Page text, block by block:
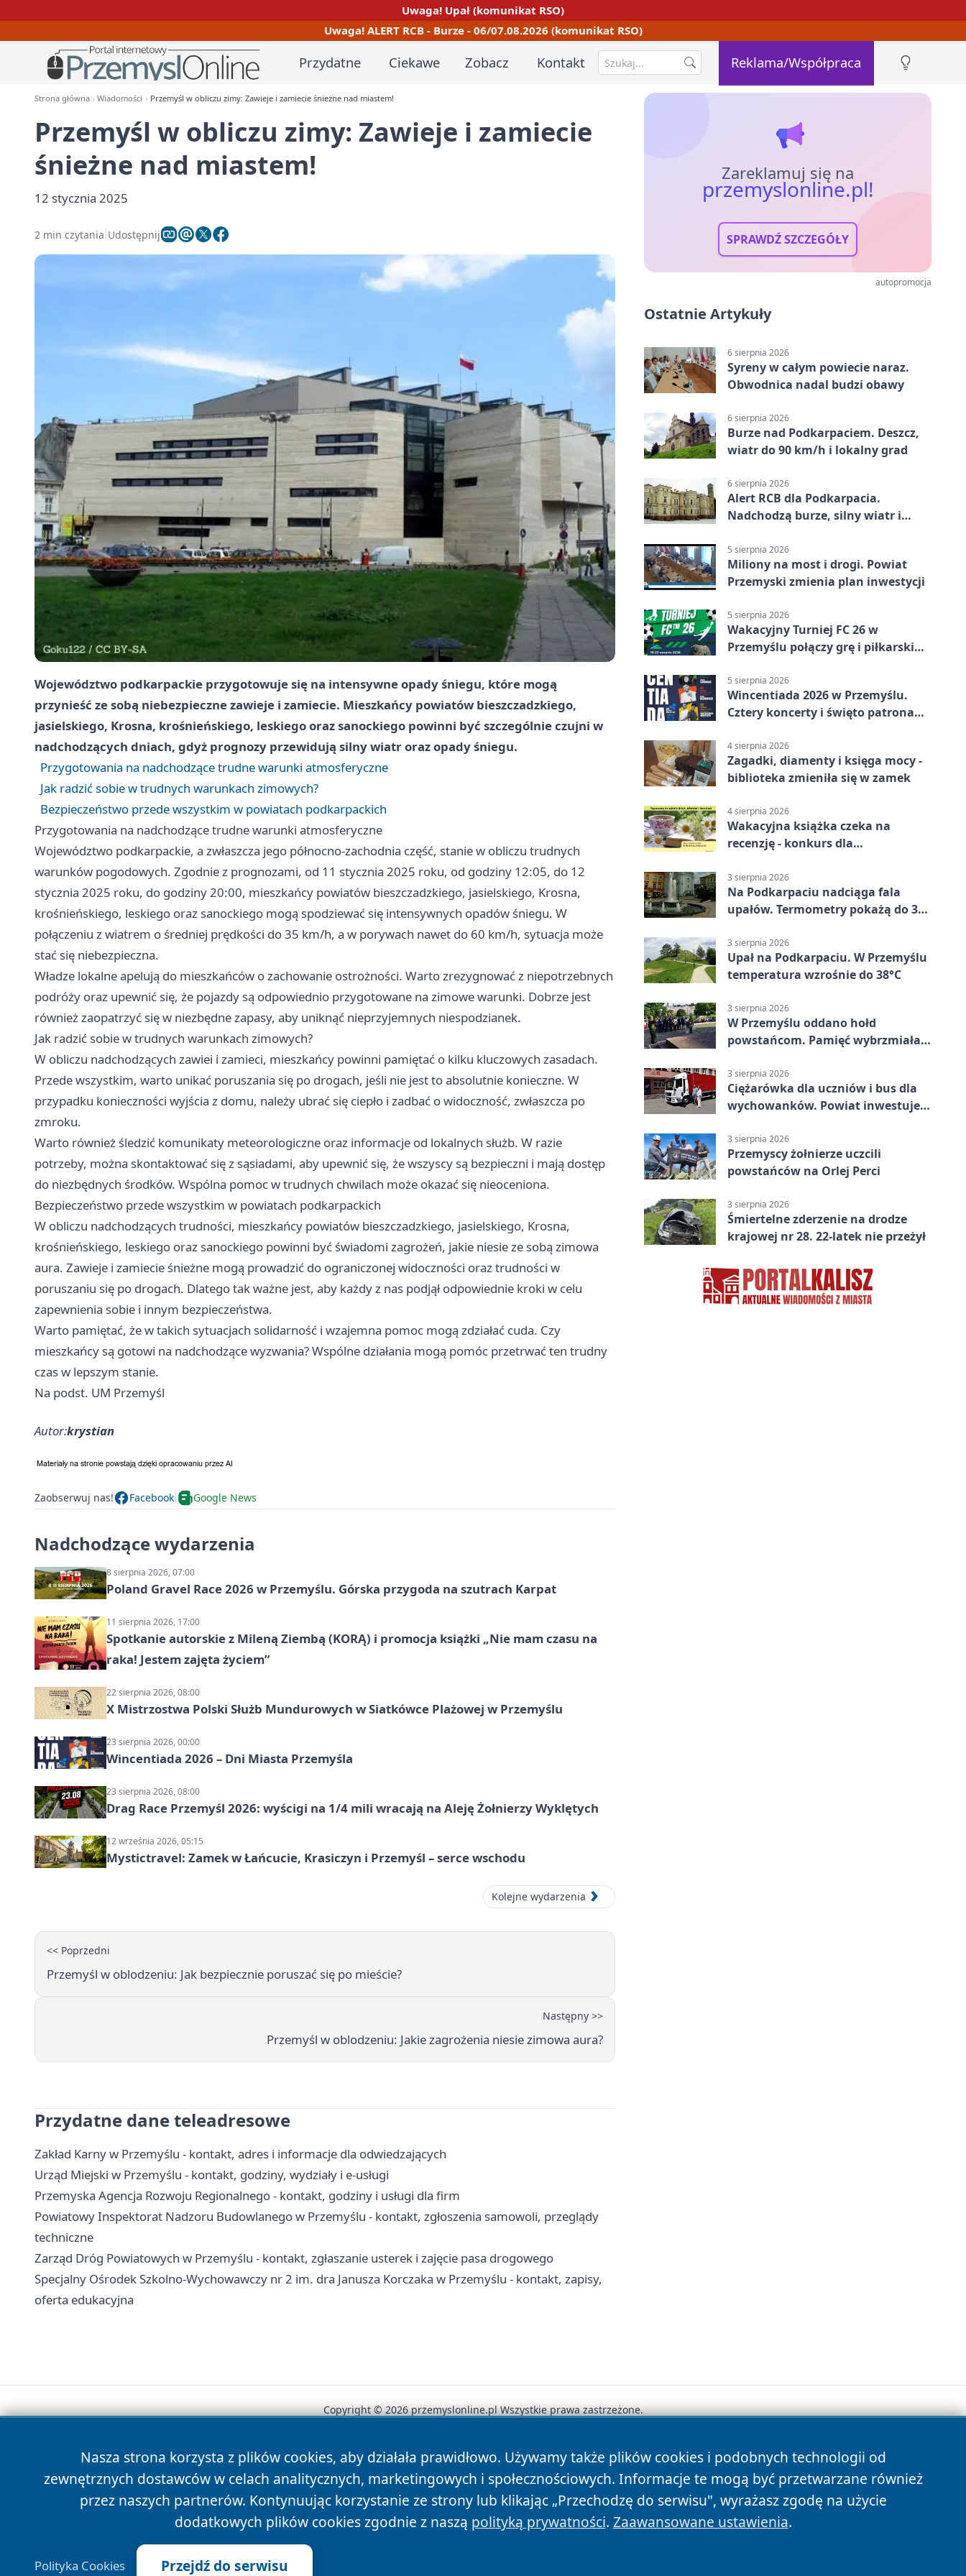
Uwaga! Upał (komunikat RSO)
Uwaga! ALERT RCB - Burze - 06/07.08.2026 (komunikat RSO)
Przydatne Ciekawe Zobacz Kontakt Reklama/Współpraca
Strona główna Wiadomości Przemyśl w obliczu zimy: Zawieje i zamiecie śnieżne nad miastem!
Przemyśl w obliczu zimy: Zawieje i zamiecie
śnieżne nad miastem!
12 stycznia 2025
2 min czytania Udostępnij
Województwo podkarpackie przygotowuje się na intensywne opady śniegu, które mogą
przynieść ze sobą niebezpieczne zawieje i zamiecie. Mieszkańcy powiatów bieszczadzkiego,
jasielskiego, Krosna, krośnieńskiego, leskiego oraz sanockiego powinni być szczególnie czujni w
nadchodzących dniach, gdyż prognozy przewidują silny wiatr oraz opady śniegu.
Przygotowania na nadchodzące trudne warunki atmosferyczne
Jak radzić sobie w trudnych warunkach zimowych?
Bezpieczeństwo przede wszystkim w powiatach podkarpackich
Przygotowania na nadchodzące trudne warunki atmosferyczne
Województwo podkarpackie, a zwłaszcza jego północno-zachodnia część, stanie w obliczu trudnych
warunków pogodowych. Zgodnie z prognozami, od 11 stycznia 2025 roku, od godziny 12:05, do 12
stycznia 2025 roku, do godziny 20:00, mieszkańcy powiatów bieszczadzkiego, jasielskiego, Krosna,
krośnieńskiego, leskiego oraz sanockiego mogą spodziewać się intensywnych opadów śniegu. W
połączeniu z wiatrem o średniej prędkości do 35 km/h, a w porywach nawet do 60 km/h, sytuacja może
stać się niebezpieczna.
Władze lokalne apelują do mieszkańców o zachowanie ostrożności. Warto zrezygnować z niepotrzebnych
podróży oraz upewnić się, że pojazdy są odpowiednio przygotowane na zimowe warunki. Dobrze jest
również zaopatrzyć się w niezbędne zapasy, aby uniknąć nieprzyjemnych niespodzianek.
Jak radzić sobie w trudnych warunkach zimowych?
W obliczu nadchodzących zawiei i zamieci, mieszkańcy powinni pamiętać o kilku kluczowych zasadach.
Przede wszystkim, warto unikać poruszania się po drogach, jeśli nie jest to absolutnie konieczne. W
przypadku konieczności wyjścia z domu, należy ubrać się ciepło i zadbać o widoczność, zwłaszcza po
zmroku.
Warto również śledzić komunikaty meteorologiczne oraz informacje od lokalnych służb. W razie
potrzeby, można skontaktować się z sąsiadami, aby upewnić się, że wszyscy są bezpieczni i mają dostęp
do niezbędnych środków. Wspólna pomoc w trudnych chwilach może okazać się nieoceniona.
Bezpieczeństwo przede wszystkim w powiatach podkarpackich
W obliczu nadchodzących trudności, mieszkańcy powiatów bieszczadzkiego, jasielskiego, Krosna,
krośnieńskiego, leskiego oraz sanockiego powinni być świadomi zagrożeń, jakie niesie ze sobą zimowa
aura. Zawieje i zamiecie śnieżne mogą prowadzić do ograniczonej widoczności oraz trudności w
poruszaniu się po drogach. Dlatego tak ważne jest, aby każdy z nas podjął odpowiednie kroki w celu
zapewnienia sobie i innym bezpieczeństwa.
Warto pamiętać, że w takich sytuacjach solidarność i wzajemna pomoc mogą zdziałać cuda. Czy
mieszkańcy są gotowi na nadchodzące wyzwania? Wspólne działania mogą pomóc przetrwać ten trudny
czas w lepszym stanie.
Na podst. UM Przemyśl
Autor:krystian
Zaobserwuj nas! Facebook Google News
Nadchodzące wydarzenia
8 sierpnia 2026, 07:00
Poland Gravel Race 2026 w Przemyślu. Górska przygoda na szutrach Karpat
11 sierpnia 2026, 17:00
Spotkanie autorskie z Mileną Ziembą (KORĄ) i promocja książki „Nie mam czasu na
raka! Jestem zajęta życiem”
22 sierpnia 2026, 08:00
X Mistrzostwa Polski Służb Mundurowych w Siatkówce Plażowej w Przemyślu
23 sierpnia 2026, 00:00
Wincentiada 2026 – Dni Miasta Przemyśla
23 sierpnia 2026, 08:00
Drag Race Przemyśl 2026: wyścigi na 1/4 mili wracają na Aleję Żołnierzy Wyklętych
12 września 2026, 05:15
Mystictravel: Zamek w Łańcucie, Krasiczyn i Przemyśl – serce wschodu
Kolejne wydarzenia
<< Poprzedni
Przemyśl w oblodzeniu: Jak bezpiecznie poruszać się po mieście?
Następny >>
Przemyśl w oblodzeniu: Jakie zagrożenia niesie zimowa aura?
Przydatne dane teleadresowe
Zakład Karny w Przemyślu - kontakt, adres i informacje dla odwiedzających
Urząd Miejski w Przemyślu - kontakt, godziny, wydziały i e-usługi
Przemyska Agencja Rozwoju Regionalnego - kontakt, godziny i usługi dla firm
Powiatowy Inspektorat Nadzoru Budowlanego w Przemyślu - kontakt, zgłoszenia samowoli, przeglądy
techniczne
Zarząd Dróg Powiatowych w Przemyślu - kontakt, zgłaszanie usterek i zajęcie pasa drogowego
Specjalny Ośrodek Szkolno-Wychowawczy nr 2 im. dra Janusza Korczaka w Przemyślu - kontakt, zapisy,
oferta edukacyjna
Zareklamuj się na
przemyslonline.pl!
SPRAWDŹ SZCZEGÓŁY
autopromocja
Ostatnie Artykuły
6 sierpnia 2026
Syreny w całym powiecie naraz.
Obwodnica nadal budzi obawy
6 sierpnia 2026
Burze nad Podkarpaciem. Deszcz,
wiatr do 90 km/h i lokalny grad
6 sierpnia 2026
Alert RCB dla Podkarpacia.
Nadchodzą burze, silny wiatr i
5 sierpnia 2026
Miliony na most i drogi. Powiat
Przemyski zmienia plan inwestycji
5 sierpnia 2026
Wakacyjny Turniej FC 26 w
Przemyślu połączy grę i piłkarski
5 sierpnia 2026
Wincentiada 2026 w Przemyślu.
Cztery koncerty i święto patrona
4 sierpnia 2026
Zagadki, diamenty i księga mocy -
biblioteka zmieniła się w zamek
4 sierpnia 2026
Wakacyjna książka czeka na
recenzję - konkurs dla
3 sierpnia 2026
Na Podkarpaciu nadciąga fala
upałów. Termometry pokażą do 36
3 sierpnia 2026
Upał na Podkarpaciu. W Przemyślu
temperatura wzrośnie do 38°C
3 sierpnia 2026
W Przemyślu oddano hołd
powstańcom. Pamięć wybrzmiała
3 sierpnia 2026
Ciężarówka dla uczniów i bus dla
wychowanków. Powiat inwestuje
3 sierpnia 2026
Przemyscy żołnierze uczcili
powstańców na Orlej Perci
3 sierpnia 2026
Śmiertelne zderzenie na drodze
krajowej nr 28. 22-latek nie przeżył
Nasza strona korzysta z plików cookies, aby działała prawidłowo. Używamy także plików cookies i podobnych technologii od
zewnętrznych dostawców w celach analitycznych, marketingowych i społecznościowych. Informacje te mogą być przetwarzane również
przez naszych partnerów. Kontynuując korzystanie ze strony lub klikając „Przechodzę do serwisu", wyrażasz zgodę na użycie
dodatkowych plików cookies zgodnie z naszą polityką prywatności. Zaawansowane ustawienia.
Polityka Cookies Przejdź do serwisu
Copyright © 2026 przemyslonline.pl Wszystkie prawa zastrzeżone.
News Autorzy Polityka Prywatności Polityka Cookies